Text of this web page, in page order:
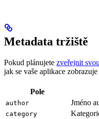
Metadata tržiště
Pokud plánujete zveřejnit
jak se vaše aplikace
Pole
author Jméno
category